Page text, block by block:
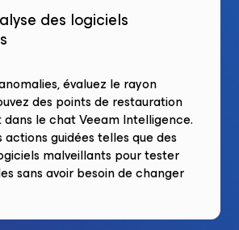
des logiciels
évaluez le rayon
des points de restauration
dans le chat Veeam Intelligence.
guidées telles que des
malveillants pour tester
sans avoir besoin de changer